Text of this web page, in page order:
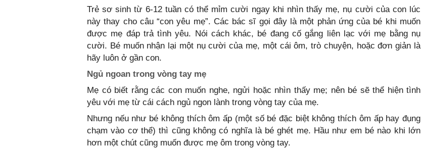
Trẻ sơ sinh từ 6-12 tuần có thể mỉm cười ngay khi nhìn thấy mẹ, nụ cười của con lúc
này thay cho câu “con yêu mẹ”. Các bác sĩ gọi đây là một phản ứng của bé khi muốn
được mẹ đáp trả tình yêu. Nói cách khác, bé đang cố gắng liên lạc với mẹ bằng nụ
cười. Bé muốn nhận lại một nụ cười của mẹ, một cái ôm, trò chuyện, hoặc đơn giản là
hãy luôn ở gần con.
Ngủ ngoan trong vòng tay mẹ
Mẹ có biết rằng các con muốn nghe, ngửi hoặc nhìn thấy mẹ; nên bé sẽ thể hiện tình
yêu với mẹ từ cái cách ngủ ngon lành trong vòng tay của mẹ.
Nhưng nếu như bé không thích ôm ấp (một số bé đặc biệt không thích ôm ấp hay đụng
chạm vào cơ thể) thì cũng không có nghĩa là bé ghét mẹ. Hầu như em bé nào khi lớn
hơn một chút cũng muốn được mẹ ôm trong vòng tay.